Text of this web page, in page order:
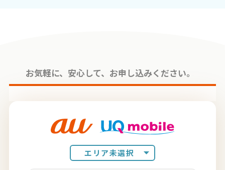
お気軽に、安⼼して、お申し込みください。
エリア未選択